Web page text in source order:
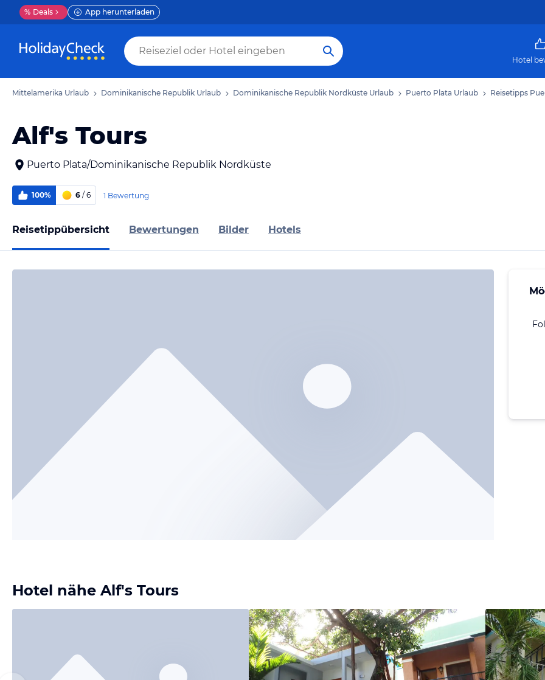
% Deals App herunterladen
Hotel
Mittelamerika Urlaub Dominikanische Republik Urlaub Dominikanische Republik Nordküste Urlaub Puerto Plata Urlaub Reisetipps
Alf's Tours
Puerto Plata/Dominikanische Republik Nordküste
100% 6 / 6 1 Bewertung
Reisetippübersicht Bewertungen Bilder Hotels
Hotel nähe Alf's Tours